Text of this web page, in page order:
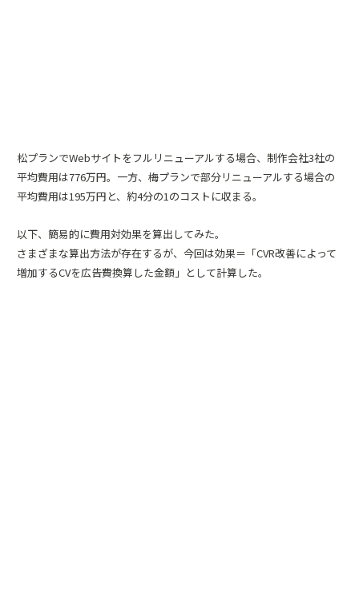
松プランでWebサイトをフルリニューアルする場合、制作会社3社の
平均費用は776万円。一方、梅プランで部分リニューアルする場合の
平均費用は195万円と、約4分の1のコストに収まる。
以下、簡易的に費用対効果を算出してみた。
さまざまな算出方法が存在するが、今回は効果＝「CVR改善によって
増加するCVを広告費換算した金額」として計算した。